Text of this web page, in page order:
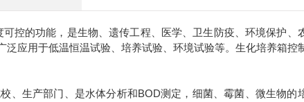
控的功能，是生物、遗传工程、医学、卫生防疫、环境保护、
应用于低温恒温试验、培养试验、环境试验等。生化培养箱控
、生产部门、是水体分析和BOD测定，细菌、霉菌、微生物的